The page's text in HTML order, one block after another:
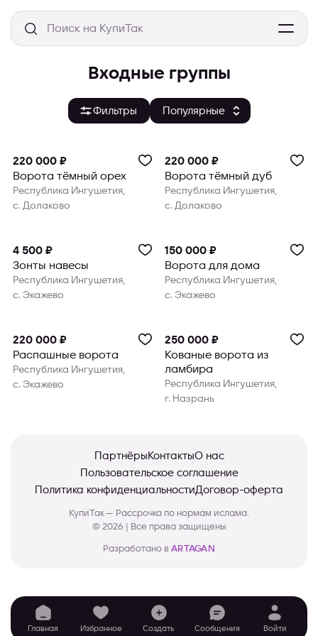
Входные группы
Фильтры
220 000 ₽
Ворота тёмный орех
Республика Ингушетия,
с. Долаково
220 000 ₽
Ворота тёмный дуб
Республика Ингушетия,
с. Долаково
4 500 ₽
Зонты навесы
Республика Ингушетия,
с. Экажево
150 000 ₽
Ворота для дома
Республика Ингушетия,
с. Экажево
220 000 ₽
Распашные ворота
Республика Ингушетия,
с. Экажево
250 000 ₽
Кованые ворота из
ламбира
Республика Ингушетия,
г. Назрань
ПартнёрыКонтактыО нас
Пользовательское соглашение
Политика конфиденциальностиДоговор-оферта
КупиТак — Рассрочка по нормам ислама.
© 2026 | Все права защищены
Разработано в ARTAGAN
Главная Избранное Создать Сообщения Войти